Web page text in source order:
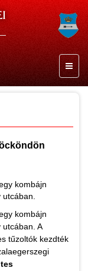
kombájn
kombájn
A
tűzoltók kezdték